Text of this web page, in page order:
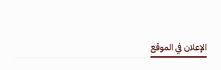
الإعلان في الموقع